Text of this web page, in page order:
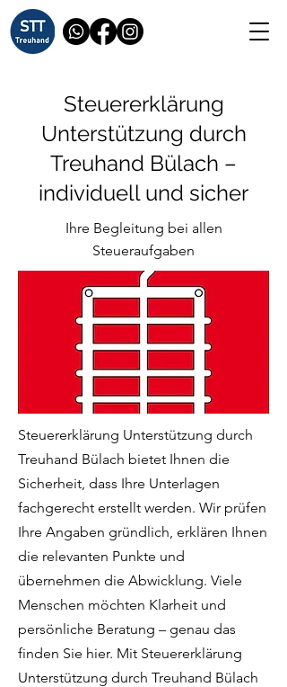
Steuererklärung
Unterstützung durch
Treuhand Bülach –
individuell und sicher
Ihre Begleitung bei allen
Steueraufgaben
Steuererklärung Unterstützung durch
Treuhand Bülach bietet Ihnen die
Sicherheit, dass Ihre Unterlagen
fachgerecht erstellt werden. Wir prüfen
Ihre Angaben gründlich, erklären Ihnen
die relevanten Punkte und
übernehmen die Abwicklung. Viele
Menschen möchten Klarheit und
persönliche Beratung – genau das
finden Sie hier. Mit Steuererklärung
Unterstützung durch Treuhand Bülach